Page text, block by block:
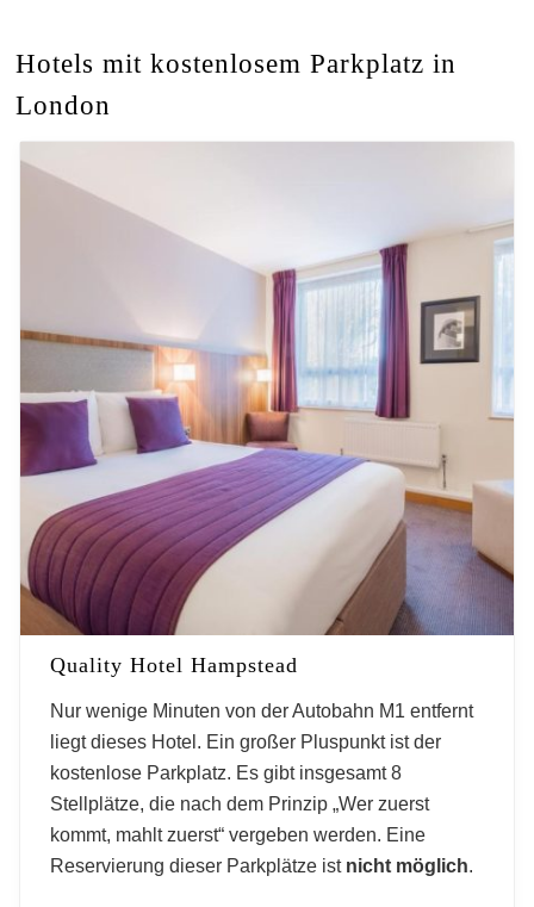
Hotels mit kostenlosem Parkplatz in
London
Quality Hotel Hampstead
Nur wenige Minuten von der Autobahn M1 entfernt
liegt dieses Hotel. Ein großer Pluspunkt ist der
kostenlose Parkplatz. Es gibt insgesamt 8
Stellplätze, die nach dem Prinzip „Wer zuerst
kommt, mahlt zuerst“ vergeben werden. Eine
Reservierung dieser Parkplätze ist nicht möglich.